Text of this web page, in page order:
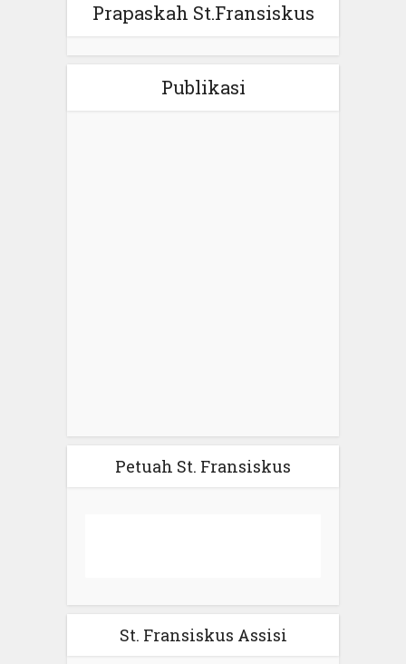
Prapaskah St.Fransiskus
Publikasi
Petuah St. Fransiskus
St. Fransiskus Assisi